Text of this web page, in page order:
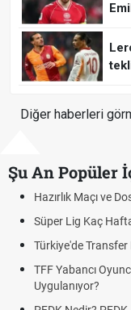
Diğer haberleri
Şu An Popüler
Hazırlık Maçı ve
Süper Lig Kaç Hafta ve
Türkiye'de Transfer
TFF Yabancı Oyuncu
Uygulanıyor?